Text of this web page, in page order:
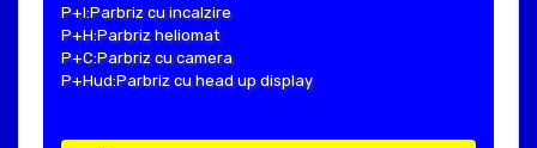
P+I:Parbriz cu incalzire
P+H:Parbriz heliomat
P+C:Parbriz cu camera
P+Hud:Parbriz cu head up display